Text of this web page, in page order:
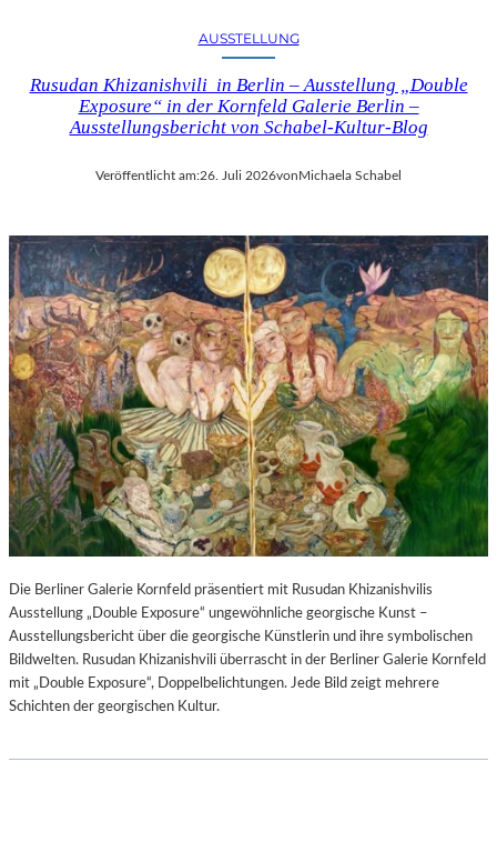
AUSSTELLUNG
Rusudan Khizanishvili in Berlin – Ausstellung „Double
Exposure“ in der Kornfeld Galerie Berlin –
Ausstellungsbericht von Schabel-Kultur-Blog
Veröffentlicht am:26. Juli 2026vonMichaela Schabel
Die Berliner Galerie Kornfeld präsentiert mit Rusudan Khizanishvilis
Ausstellung „Double Exposure“ ungewöhnliche georgische Kunst –
Ausstellungsbericht über die georgische Künstlerin und ihre symbolischen
Bildwelten. Rusudan Khizanishvili überrascht in der Berliner Galerie Kornfeld
mit „Double Exposure“, Doppelbelichtungen. Jede Bild zeigt mehrere
Schichten der georgischen Kultur.